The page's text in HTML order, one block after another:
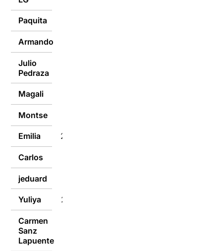
Paquita
Armando
Julio
Pedraza
Magali
Montse
Emilia 20/05/2019
Carlos
jeduard
Yuliya 20/05/2019
Carmen
Sanz
Lapuente